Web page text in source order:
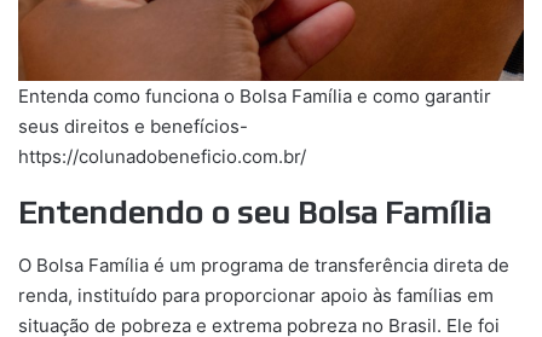
Entenda como funciona o Bolsa Família e como garantir
seus direitos e benefícios-
https://colunadobeneficio.com.br/
Entendendo o seu Bolsa Família
O Bolsa Família é um programa de transferência direta de
renda, instituído para proporcionar apoio às famílias em
situação de pobreza e extrema pobreza no Brasil. Ele foi